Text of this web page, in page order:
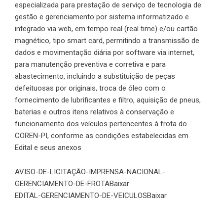
especializada para prestação de serviço de tecnologia de
gestão e gerenciamento por sistema informatizado e
integrado via web, em tempo real (real time) e/ou cartão
magnético, tipo smart card, permitindo a transmissão de
dados e movimentação diária por software via internet,
para manutenção preventiva e corretiva e para
abastecimento, incluindo a substituição de peças
defeituosas por originais, troca de óleo com o
fornecimento de lubrificantes e filtro, aquisição de pneus,
baterias e outros itens relativos à conservação e
funcionamento dos veículos pertencentes à frota do
COREN-PI, conforme as condições estabelecidas em
Edital e seus anexos
AVISO-DE-LICITAÇÃO-IMPRENSA-NACIONAL-
GERENCIAMENTO-DE-FROTABaixar
EDITAL-GERENCIAMENTO-DE-VEICULOSBaixar